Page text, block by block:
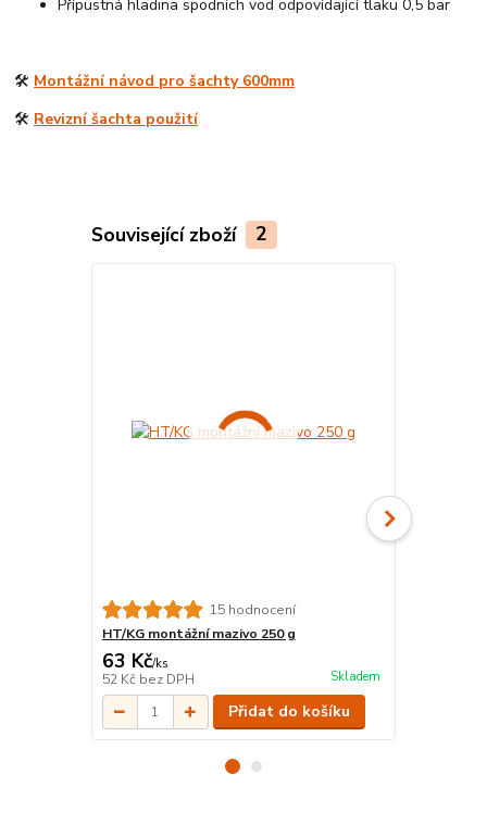
Přípustná hladina spodních vod odpovídající tlaku 0,5 bar
🛠️ Montážní návod pro šachty 600mm
🛠️ Revizní šachta použití
Související zboží 2
15 hodnocení
HT/KG montážní mazivo 250 g
63 Kč/ks
52 Kč bez DPH Skladem
Přidat do košíku